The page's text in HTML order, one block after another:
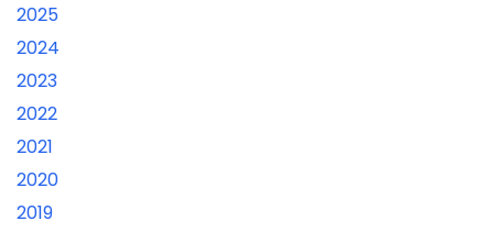
2025
2024
2023
2022
2021
2020
2019